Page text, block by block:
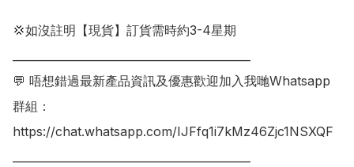
💢如沒註明【現貨】訂貨需時約3-4星期
💬 唔想錯過最新產品資訊及優惠歡迎加入我哋Whatsapp
群組：
https://chat.whatsapp.com/IJFfq1i7kMz46Zjc1NSXQF